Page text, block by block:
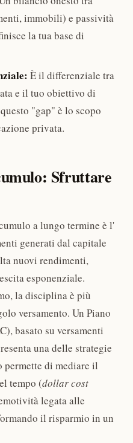
immobili) e passività
la tua base di
È il differenziale tra
e il tuo obiettivo di
"gap" è lo scopo
privata.
Sfruttare
a lungo termine è l'
generati dal capitale
nuovi rendimenti,
esponenziale.
la disciplina è più
versamento. Un Piano
basato su versamenti
una delle strategie
permette di mediare il
tempo (dollar cost
legata alle
il risparmio in un